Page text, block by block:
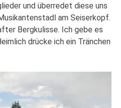
und überredet diese uns
am Seiserkopf.
Bergkulisse. Ich gebe es
drücke ich ein Tränchen